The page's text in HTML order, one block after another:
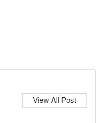
View All Post